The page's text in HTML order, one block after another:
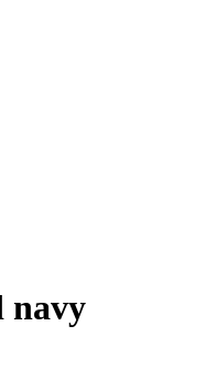
navy